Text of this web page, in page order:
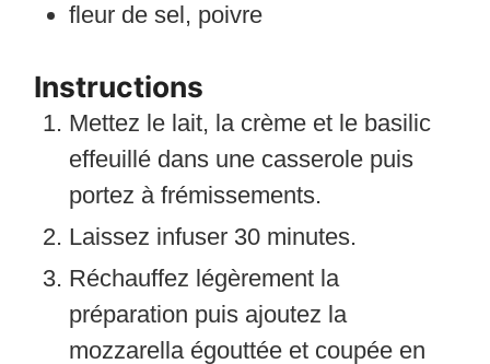
fleur de sel, poivre
Instructions
Mettez le lait, la crème et le basilic
effeuillé dans une casserole puis
portez à frémissements.
Laissez infuser 30 minutes.
Réchauffez légèrement la
préparation puis ajoutez la
mozzarella égouttée et coupée en